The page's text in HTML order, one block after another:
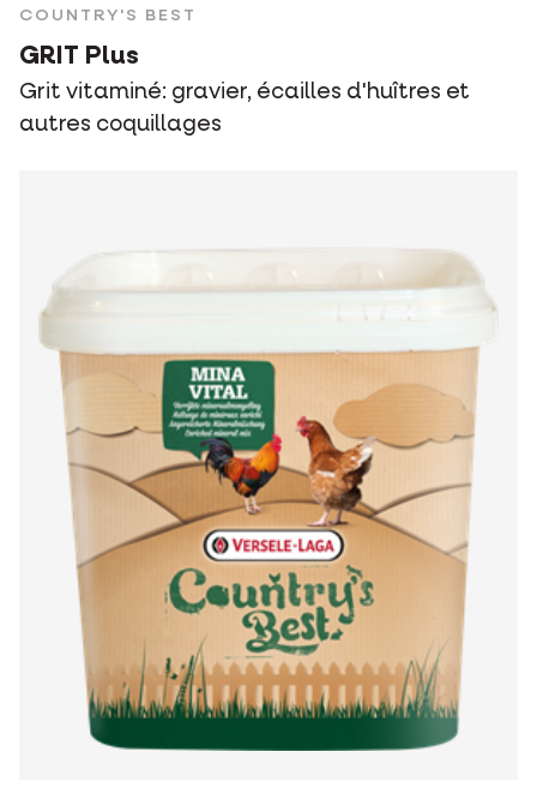
COUNTRY'S BEST
GRIT Plus
Grit vitaminé: gravier, écailles d'huîtres et
autres coquillages